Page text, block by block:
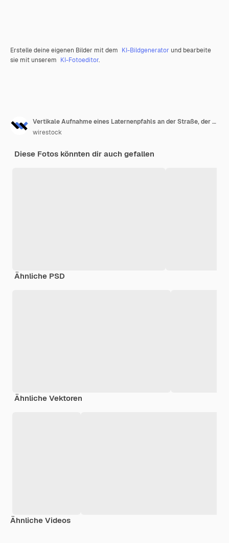
Erstelle deine eigenen Bilder mit dem KI-Bildgenerator und bearbeite
sie mit unserem KI-Fotoeditor.
Vertikale Aufnahme eines Laternenpfahls an der Straße, der während der Nacht eingefangen wurde
wirestock
Diese Fotos könnten dir auch gefallen
Ähnliche PSD
Ähnliche Vektoren
Ähnliche Videos